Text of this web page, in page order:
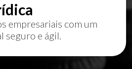
empresariais com um
seguro e ágil.